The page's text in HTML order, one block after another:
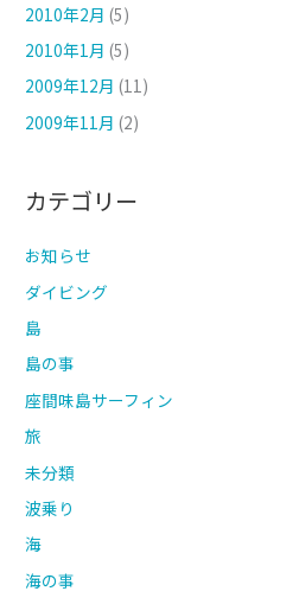
2010年2月 (5)
2010年1月 (5)
2009年12月 (11)
2009年11月 (2)
カテゴリー
お知らせ
ダイビング
島
島の事
座間味島サーフィン
旅
未分類
波乗り
海
海の事